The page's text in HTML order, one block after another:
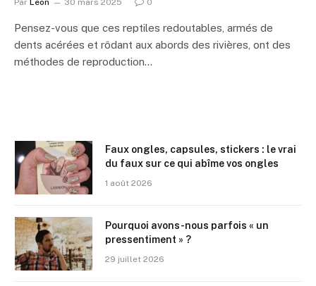
Pensez-vous que ces reptiles redoutables, armés de
dents acérées et rôdant aux abords des rivières, ont des
méthodes de reproduction…
Faux ongles, capsules, stickers : le vrai
du faux sur ce qui abîme vos ongles
1 août 2026
Pourquoi avons-nous parfois « un
pressentiment » ?
29 juillet 2026